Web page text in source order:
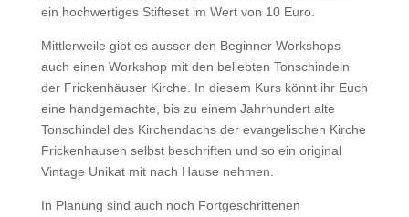
ein hochwertiges Stifteset im Wert von 10 Euro.
Mittlerweile gibt es ausser den Beginner Workshops
auch einen Workshop mit den beliebten Tonschindeln
der Frickenhäuser Kirche. In diesem Kurs könnt ihr Euch
eine handgemachte, bis zu einem Jahrhundert alte
Tonschindel des Kirchendachs der evangelischen Kirche
Frickenhausen selbst beschriften und so ein original
Vintage Unikat mit nach Hause nehmen.
In Planung sind auch noch Fortgeschrittenen